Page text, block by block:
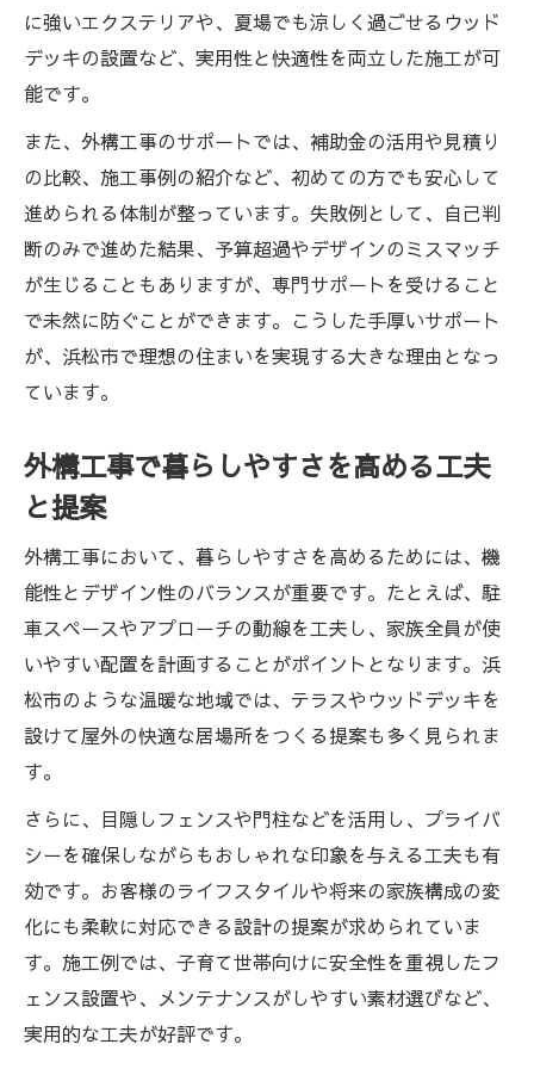
に強いエクステリアや、夏場でも涼しく過ごせるウッド
デッキの設置など、実用性と快適性を両立した施工が可
能です。
また、外構工事のサポートでは、補助金の活用や見積り
の比較、施工事例の紹介など、初めての方でも安心して
進められる体制が整っています。失敗例として、自己判
断のみで進めた結果、予算超過やデザインのミスマッチ
が生じることもありますが、専門サポートを受けること
で未然に防ぐことができます。こうした手厚いサポート
が、浜松市で理想の住まいを実現する大きな理由となっ
ています。
外構工事で暮らしやすさを高める工夫
と提案
外構工事において、暮らしやすさを高めるためには、機
能性とデザイン性のバランスが重要です。たとえば、駐
車スペースやアプローチの動線を工夫し、家族全員が使
いやすい配置を計画することがポイントとなります。浜
松市のような温暖な地域では、テラスやウッドデッキを
設けて屋外の快適な居場所をつくる提案も多く見られま
す。
さらに、目隠しフェンスや門柱などを活用し、プライバ
シーを確保しながらもおしゃれな印象を与える工夫も有
効です。お客様のライフスタイルや将来の家族構成の変
化にも柔軟に対応できる設計の提案が求められていま
す。施工例では、子育て世帯向けに安全性を重視したフ
ェンス設置や、メンテナンスがしやすい素材選びなど、
実用的な工夫が好評です。